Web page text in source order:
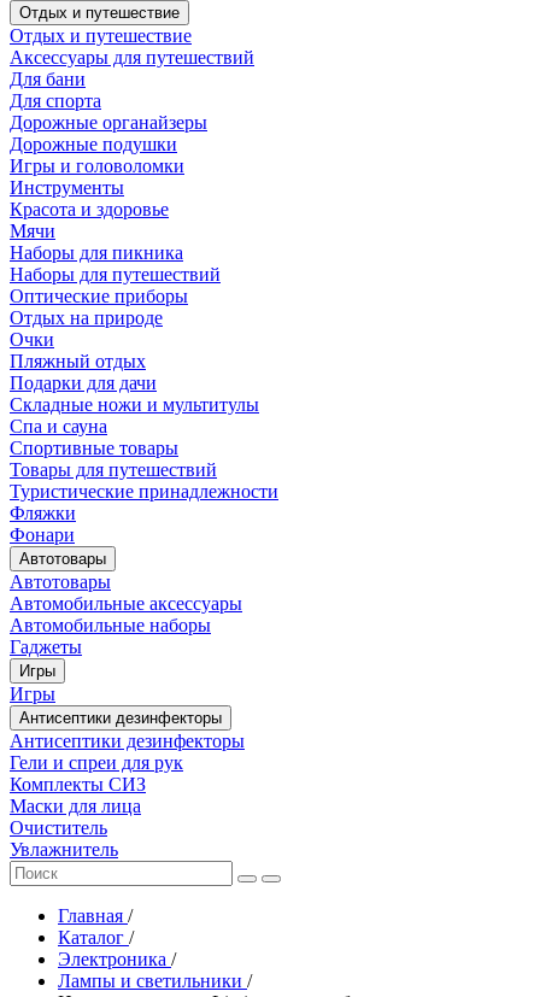
Отдых и путешествие
Отдых и путешествие
Аксессуары для путешествий
Для бани
Для спорта
Дорожные органайзеры
Дорожные подушки
Игры и головоломки
Инструменты
Красота и здоровье
Мячи
Наборы для пикника
Наборы для путешествий
Оптические приборы
Отдых на природе
Очки
Пляжный отдых
Подарки для дачи
Складные ножи и мультитулы
Спа и сауна
Спортивные товары
Товары для путешествий
Туристические принадлежности
Фляжки
Фонари
Автотовары
Автотовары
Автомобильные аксессуары
Автомобильные наборы
Гаджеты
Игры
Игры
Антисептики дезинфекторы
Антисептики дезинфекторы
Гели и спреи для рук
Комплекты СИЗ
Маски для лица
Очиститель
Увлажнитель
Главная /
Каталог /
Электроника /
Лампы и светильники /